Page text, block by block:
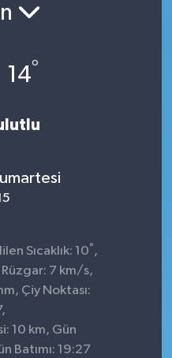
14°
Sıcaklık: 10° ,
Rüzgar: 7 km/s,
Çiy Noktası:
10 km, Gün
Batımı: 19:27